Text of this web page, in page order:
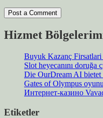
Hizmet
Buyuk Kazanç
Slot heyecanını doruğa
Die OurDream AI bietet
Gates of Olympus
Интернет-казино
Etiketler